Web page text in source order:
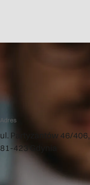
Adres
ul. Partyzantów 46/406,
81-423 Gdynia